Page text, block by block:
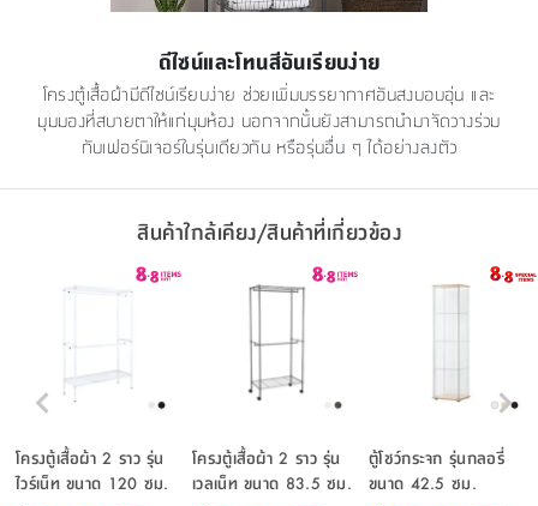
ดีไซน์และโทนสีอันเรียบง่าย
โครงตู้เสื้อผ้ามีดีไซน์เรียบง่าย ช่วยเพิ่มบรรยากาศอันสงบอบอุ่น และ
มุมมองที่สบายตาให้แก่มุมห้อง นอกจากนั้นยังสามารถนำมาจัดวางร่วม
กับเฟอร์นิเจอร์ในรุ่นเดียวกัน หรือรุ่นอื่น ๆ ได้อย่างลงตัว
สินค้าใกล้เคียง/สินค้าที่เกี่ยวข้อง
โครงตู้เสื้อผ้า 2 ราว รุ่น
ไวร์เน็ท ขนาด 120 ซม.
โครงตู้เสื้อผ้า 2 ราว รุ่น
เวลเน็ท ขนาด 83.5 ซม.
ตู้โชว์กระจก รุ่นกลอรี่
ขนาด 42.5 ซม.